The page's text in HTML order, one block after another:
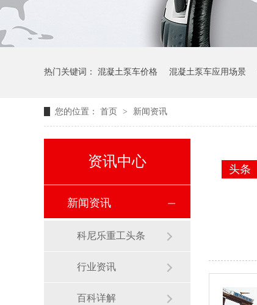
热门关键词： 混凝土泵车价格 混凝土泵车应用场景
您的位置： 首页 > 新闻资讯
头条
资讯中心
新闻资讯
科尼乐重工头条
行业资讯
百科详解